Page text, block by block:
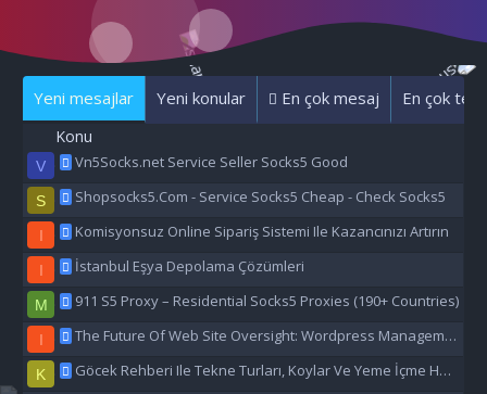
Yeni mesajlar Yeni konular En çok mesaj En çok
Konu
V Vn5Socks.net Service Seller Socks5 Good
S Shopsocks5.Com - Service Socks5 Cheap - Check Socks5
I Komisyonsuz Online Sipariş Sistemi Ile Kazancınızı Artırın
I İstanbul Eşya Depolama Çözümleri
M 911 S5 Proxy – Residential Socks5 Proxies (190+ Countries)
I The Future Of Web Site Oversight: Wordpress Management Aı
K Göcek Rehberi Ile Tekne Turları, Koylar Ve Yeme İçme Hakkında Eşsiz Bilgiler